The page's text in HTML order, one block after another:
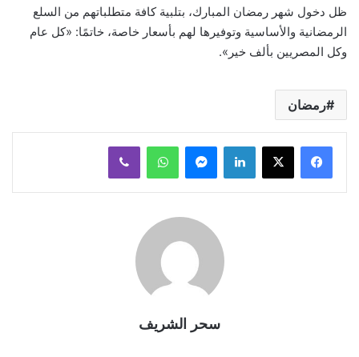
ظل دخول شهر رمضان المبارك، بتلبية كافة متطلباتهم من السلع
الرمضانية والأساسية وتوفيرها لهم بأسعار خاصة، خاتمًا: «كل عام
وكل المصريين بألف خير».
رمضان
لينكدإن ماسنجر واتساب ڤايبر
سحر الشريف